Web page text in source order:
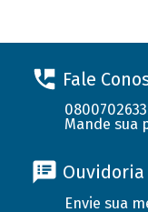
Fale
Mande sua
Ouvidoria
Envie sua